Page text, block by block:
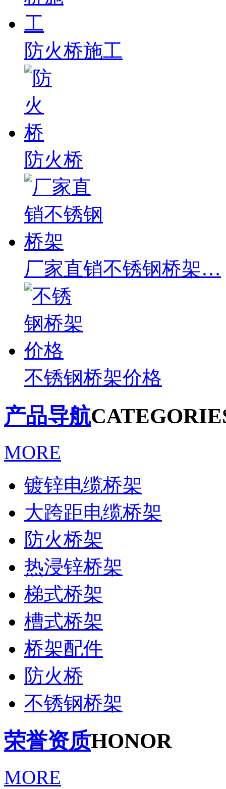
防火桥施工
防火桥
厂家直销不锈钢桥架…
不锈钢桥架价格
产品导航
MORE
镀锌电缆桥架
大跨距电缆桥架
防火桥架
热浸锌桥架
梯式桥架
槽式桥架
桥架配件
防火桥
不锈钢桥架
荣誉资质HONOR
MORE